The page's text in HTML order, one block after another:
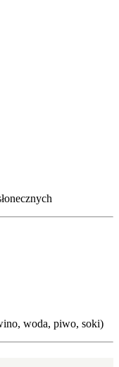
woda, piwo, soki)